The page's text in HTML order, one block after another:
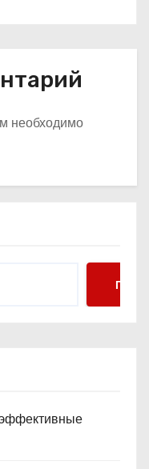
необходимо
Поиск